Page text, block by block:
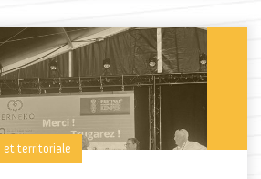
cette rubrique LIRE LA SUITE
et territoriale